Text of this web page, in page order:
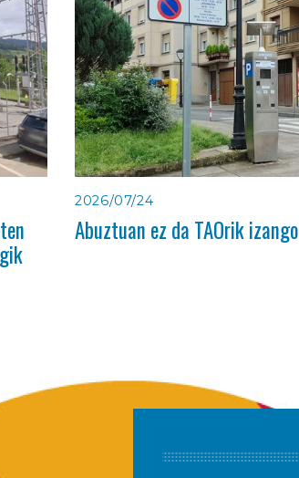
2026/07/24
Abuztuan ez da TAOrik izango